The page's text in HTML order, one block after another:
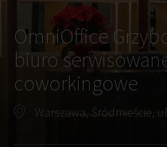
OmniOffice
biuro
coworkingowe
Warszawa, Śródmieście,